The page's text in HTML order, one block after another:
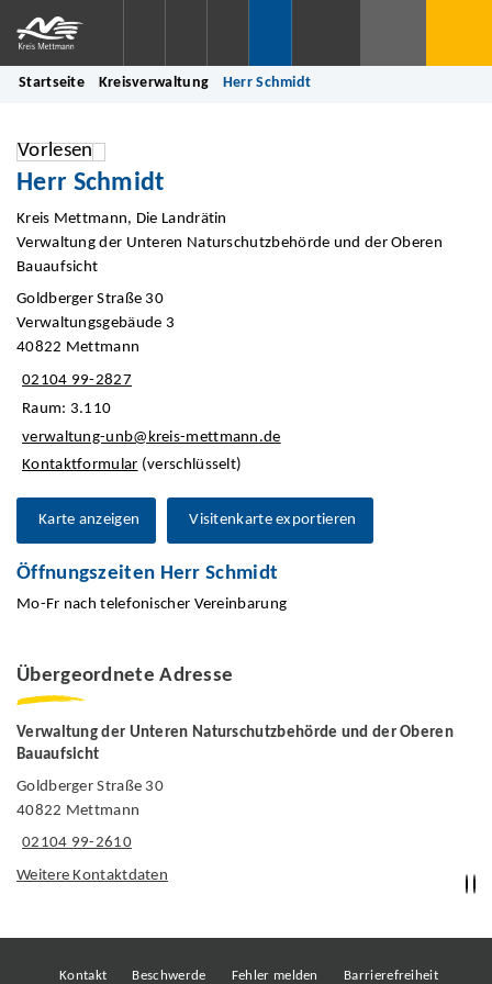
Startseite Kreisverwaltung Herr Schmidt
Vorlesen
Herr Schmidt
Kreis Mettmann, Die Landrätin
Verwaltung der Unteren Naturschutzbehörde und der Oberen
Bauaufsicht
Goldberger Straße 30
Verwaltungsgebäude 3
40822 Mettmann
02104 99-2827
Raum: 3.110
verwaltung-unb@kreis-mettmann.de
Kontaktformular (verschlüsselt)
Karte anzeigen Visitenkarte exportieren
Öffnungszeiten Herr Schmidt
Mo-Fr nach telefonischer Vereinbarung
Übergeordnete Adresse
Verwaltung der Unteren Naturschutzbehörde und der Oberen
Bauaufsicht
Goldberger Straße 30
40822 Mettmann
02104 99-2610
Weitere Kontaktdaten
Kontakt Beschwerde Fehler melden Barrierefreiheit